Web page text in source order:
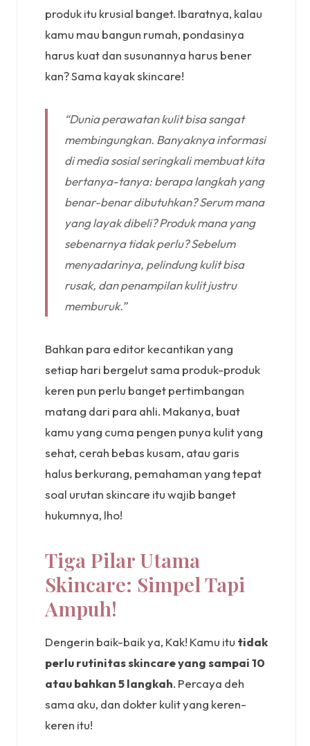
produk itu krusial banget. Ibaratnya, kalau
kamu mau bangun rumah, pondasinya
harus kuat dan susunannya harus bener
kan? Sama kayak skincare!
“Dunia perawatan kulit bisa sangat
membingungkan. Banyaknya informasi
di media sosial seringkali membuat kita
bertanya-tanya: berapa langkah yang
benar-benar dibutuhkan? Serum mana
yang layak dibeli? Produk mana yang
sebenarnya tidak perlu? Sebelum
menyadarinya, pelindung kulit bisa
rusak, dan penampilan kulit justru
memburuk.”
Bahkan para editor kecantikan yang
setiap hari bergelut sama produk-produk
keren pun perlu banget pertimbangan
matang dari para ahli. Makanya, buat
kamu yang cuma pengen punya kulit yang
sehat, cerah bebas kusam, atau garis
halus berkurang, pemahaman yang tepat
soal urutan skincare itu wajib banget
hukumnya, lho!
Tiga Pilar Utama
Skincare: Simpel Tapi
Ampuh!
Dengerin baik-baik ya, Kak! Kamu itu tidak
perlu rutinitas skincare yang sampai 10
atau bahkan 5 langkah. Percaya deh
sama aku, dan dokter kulit yang keren-
keren itu!